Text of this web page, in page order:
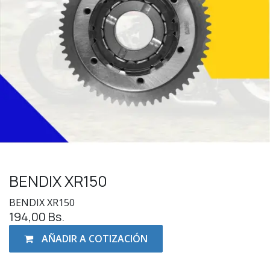
BENDIX XR150
BENDIX XR150
194,00 Bs.
AÑADIR A COTIZACIÓN